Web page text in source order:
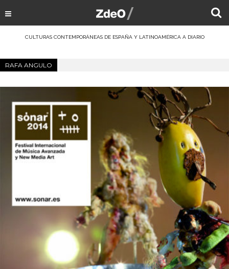
CULTURAS CONTEMPORÁNEAS DE ESPAÑA Y LATINOAMÉRICA A DIARIO
RAFA ANGULO